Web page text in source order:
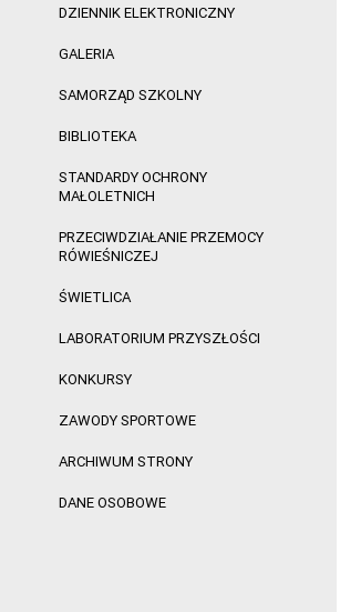
DZIENNIK ELEKTRONICZNY
GALERIA
SAMORZĄD SZKOLNY
BIBLIOTEKA
STANDARDY OCHRONY
MAŁOLETNICH
PRZECIWDZIAŁANIE PRZEMOCY
RÓWIEŚNICZEJ
ŚWIETLICA
LABORATORIUM PRZYSZŁOŚCI
KONKURSY
ZAWODY SPORTOWE
ARCHIWUM STRONY
DANE OSOBOWE